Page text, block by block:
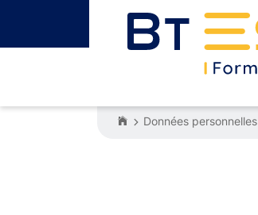
Données personnelles